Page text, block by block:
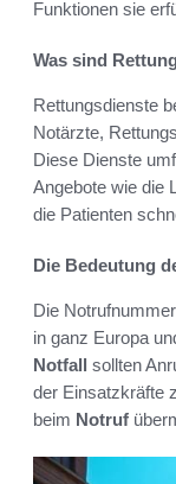
Funktionen sie
Was sind
Rettungsdienste
Notärzte,
Diese Dienste
Angebote wie die
die Patienten
Die Bedeutung
Die
in ganz Europa
Notfall sollten
der Einsatzkräfte
beim Notruf